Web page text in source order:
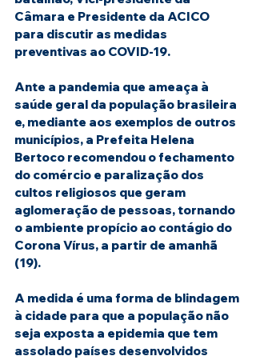
Câmara e Presidente da ACICO
para discutir as medidas
preventivas ao COVID-19.
Ante a pandemia que ameaça à
saúde geral da população brasileira
e, mediante aos exemplos de outros
municípios, a Prefeita Helena
Bertoco recomendou o fechamento
do comércio e paralização dos
cultos religiosos que geram
aglomeração de pessoas, tornando
o ambiente propício ao contágio do
Corona Vírus, a partir de amanhã
(19).
A medida é uma forma de blindagem
à cidade para que a população não
seja exposta a epidemia que tem
assolado países desenvolvidos